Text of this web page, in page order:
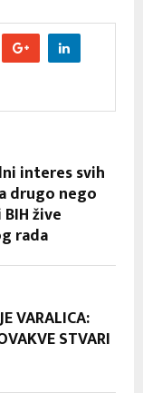
interes svih
drugo nego
žive
rada
VARALICA:
STVARI